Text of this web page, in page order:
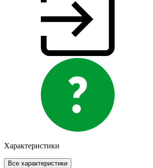
Характеристики
Все характеристики